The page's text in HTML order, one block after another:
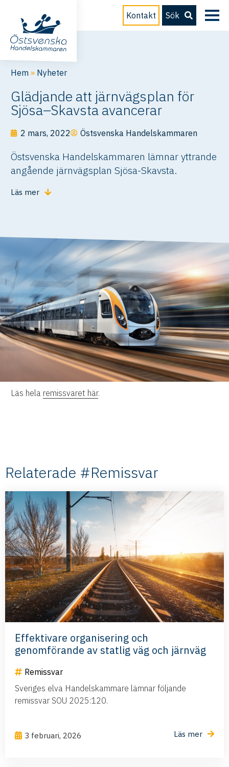
Kontakt Sök
Hem » Nyheter
Glädjande att järnvägsplan för
Sjösa–Skavsta avancerar
2 mars, 2022 Östsvenska Handelskammaren
Östsvenska Handelskammaren lämnar yttrande
angående järnvägsplan Sjösa-Skavsta.
Läs mer
Läs hela remissvaret här.
Relaterade #Remissvar
Effektivare organisering och
genomförande av statlig väg och järnväg
Remissvar
Sveriges elva Handelskammare lämnar följande
remissvar SOU 2025:120.
3 februari, 2026 Läs mer